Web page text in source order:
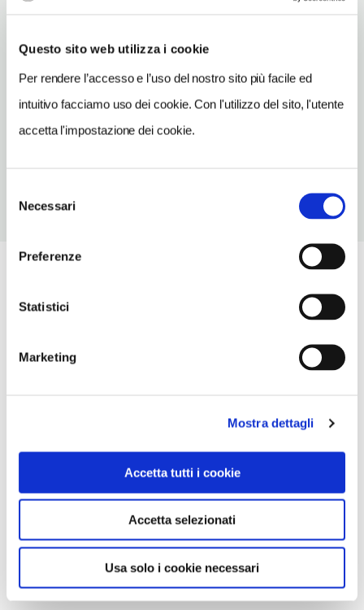
Questo sito web utilizza i cookie
Per rendere l’accesso e l’uso del nostro sito più facile ed
intuitivo facciamo uso dei cookie. Con l'utilizzo del sito, l'utente
accetta l'impostazione dei cookie.
delNecessari
Preferenze
Statistici
Marketing
Mostra dettagli
Accetta tutti i cookie
Accetta selezionati
Usa solo i cookie necessari
2073591578
TIPO DI CUCINA
METRO